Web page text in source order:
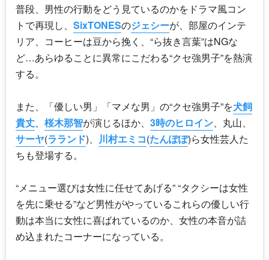
普段、男性の行動をどう見ているのかをドラマ風コン
トで再現し、 SixTONESのジェシーが、部屋のインテ
リア、コーヒーは豆から挽く、“ら抜き言葉”はNGな
ど…あらゆることに異常にこだわる“クセ強男子”を熱演
する。
また、「優しい男」「マメな男」の“クセ強男子”を犬飼
貴丈、 桜木那智が演じるほか、 3時のヒロイン、丸山、
サーヤ(ラランド)、 川村エミコ(たんぽぽ)ら女性芸人た
ちも登場する。
“メニュー選びは女性に任せてあげる” “タクシーは女性
を先に乗せる”など男性がやっているこれらの優しい行
動は本当に女性に喜ばれているのか、女性の本音が詰
め込まれたコーナーになっている。